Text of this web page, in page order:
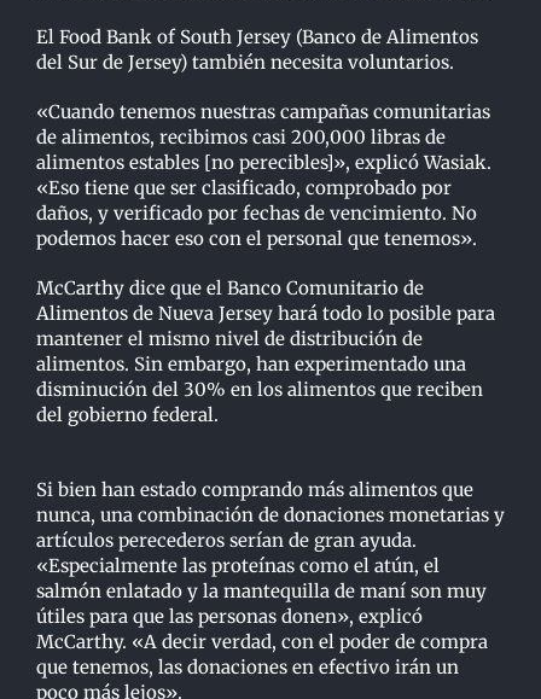
El Food Bank of South Jersey (Banco de Alimentos
del Sur de Jersey) también necesita voluntarios.
«Cuando tenemos nuestras campañas comunitarias
de alimentos, recibimos casi 200,000 libras de
alimentos estables [no perecibles]», explicó Wasiak.
«Eso tiene que ser clasificado, comprobado por
daños, y verificado por fechas de vencimiento. No
podemos hacer eso con el personal que tenemos».
McCarthy dice que el Banco Comunitario de
Alimentos de Nueva Jersey hará todo lo posible para
mantener el mismo nivel de distribución de
alimentos. Sin embargo, han experimentado una
disminución del 30% en los alimentos que reciben
del gobierno federal.
Si bien han estado comprando más alimentos que
nunca, una combinación de donaciones monetarias y
artículos perecederos serían de gran ayuda.
«Especialmente las proteínas como el atún, el
salmón enlatado y la mantequilla de maní son muy
útiles para que las personas donen», explicó
McCarthy. «A decir verdad, con el poder de compra
que tenemos, las donaciones en efectivo irán un
poco más lejos».